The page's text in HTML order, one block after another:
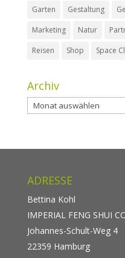
Garten
Gestaltung
Marketing
Natur
Reisen
Shop Space
Archiv
Archiv
ADRESSE
Bettina Kohl
IMPERIAL FENG SHUI
Johannes-Schult-Weg 4
22359 Hamburg